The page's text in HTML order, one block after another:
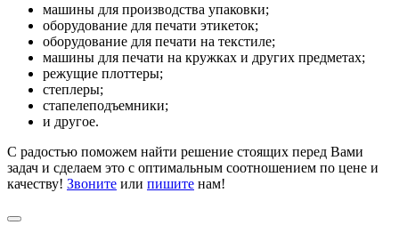
машины для производства упаковки;
оборудование для печати этикеток;
оборудование для печати на текстиле;
машины для печати на кружках и других предметах;
режущие плоттеры;
степлеры;
стапелеподъемники;
и другое.
С радостью поможем найти решение стоящих перед Вами
задач и сделаем это с оптимальным соотношением по цене и
качеству! Звоните или пишите нам!